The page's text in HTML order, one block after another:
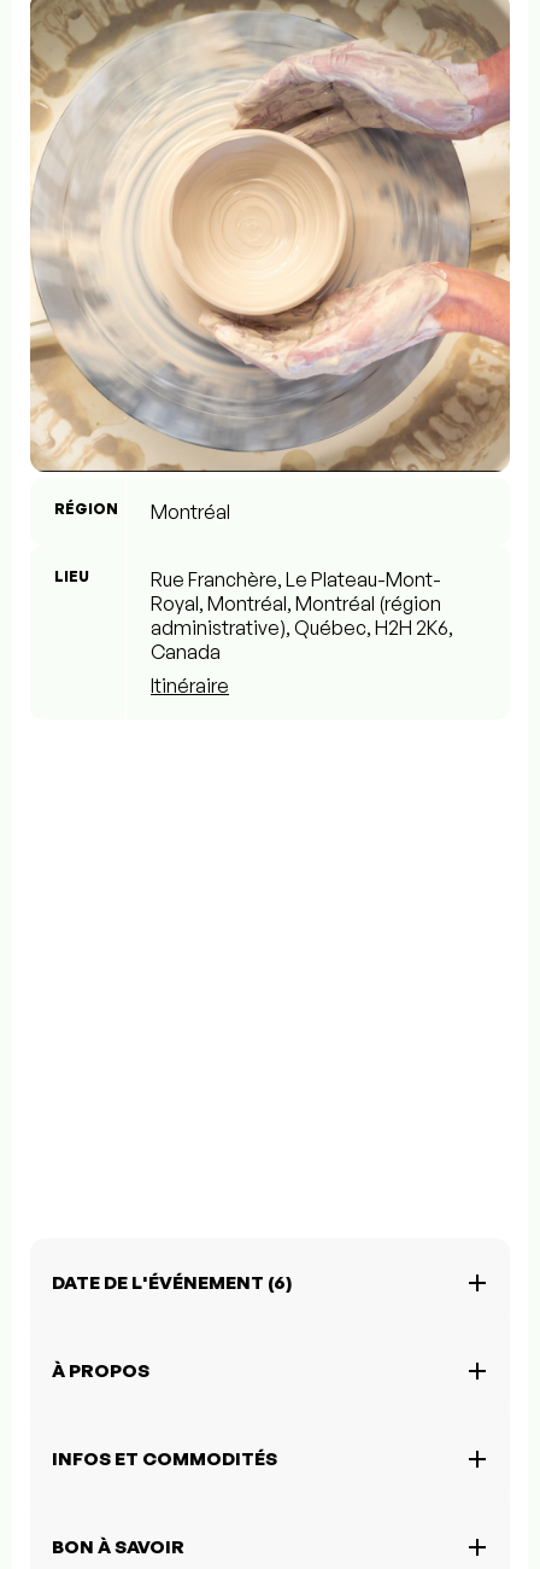
RÉGION Montréal
LIEU
Rue Franchère, Le Plateau-Mont-
Royal, Montréal, Montréal (région
administrative), Québec, H2H 2K6,
Canada
Itinéraire
DATE DE L'ÉVÉNEMENT (6)
À PROPOS
INFOS ET COMMODITÉS
BON À SAVOIR